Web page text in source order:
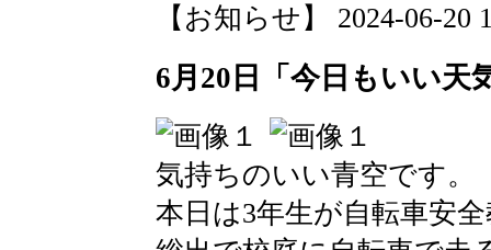
【お知らせ】 2024-06-20
6月20日「今日もいい天
気持ちのいい青空です。
本日は3年生が自転車安